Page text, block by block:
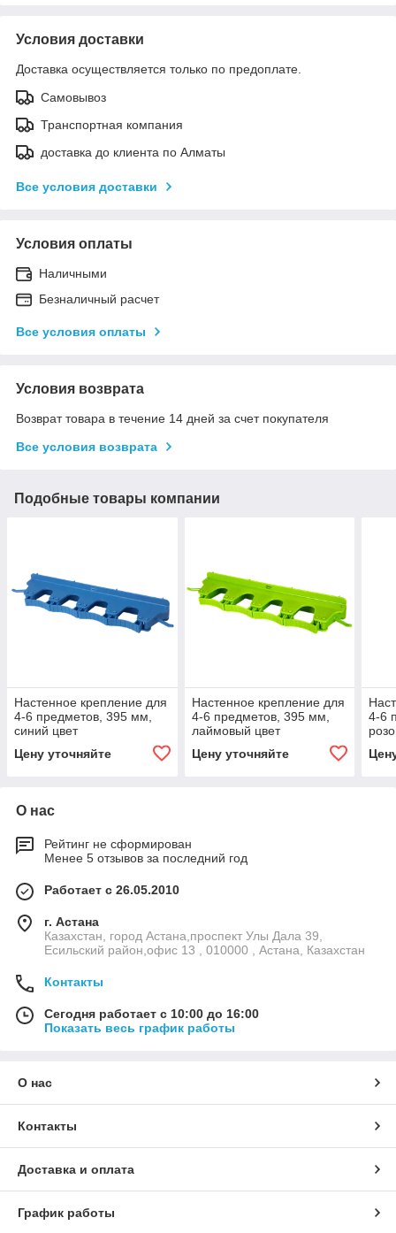
Условия доставки
Доставка осуществляется только по предоплате.
Самовывоз
Транспортная компания
доставка до клиента по Алматы
Все условия доставки
Условия оплаты
Наличными
Безналичный расчет
Все условия оплаты
Условия возврата
Возврат товара в течение 14 дней за счет покупателя
Все условия возврата
Подобные товары компании
Настенное крепление для
4-6 предметов, 395 мм,
синий цвет
Цену уточняйте
Настенное крепление для
4-6 предметов, 395 мм,
лаймовый цвет
Цену уточняйте
4-6
О нас
Рейтинг не сформирован
Менее 5 отзывов за последний год
Работает с 26.05.2010
г. Астана
Казахстан, город Астана,проспект Улы Дала 39,
Есильский район,офис 13 , 010000 , Астана, Казахстан
Контакты
Сегодня работает с 10:00 до 16:00
Показать весь график работы
О нас
Контакты
Доставка и оплата
График работы